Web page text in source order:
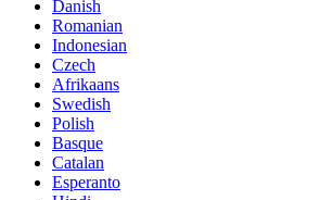
Danish
Romanian
Indonesian
Czech
Afrikaans
Swedish
Polish
Basque
Catalan
Esperanto